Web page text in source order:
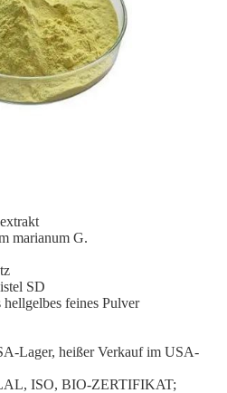
marianum G.
SD
feines Pulver
Lager, heißer Verkauf im USA-
ISO, BIO-ZERTIFIKAT;